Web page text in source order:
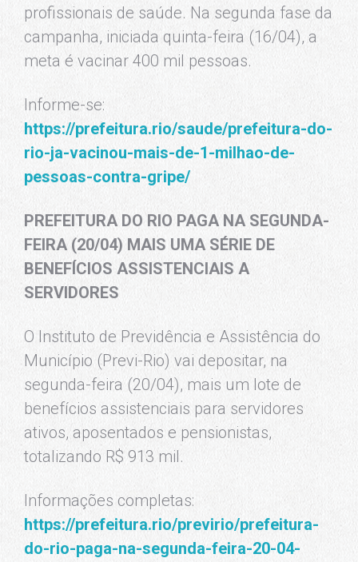
profissionais de saúde. Na segunda fase da
campanha, iniciada quinta-feira (16/04), a
meta é vacinar 400 mil pessoas.
Informe-se:
https://prefeitura.rio/saude/prefeitura-do-
rio-ja-vacinou-mais-de-1-milhao-de-
pessoas-contra-gripe/
PREFEITURA DO RIO PAGA NA SEGUNDA-
FEIRA (20/04) MAIS UMA SÉRIE DE
BENEFÍCIOS ASSISTENCIAIS A
SERVIDORES
O Instituto de Previdência e Assistência do
Município (Previ-Rio) vai depositar, na
segunda-feira (20/04), mais um lote de
benefícios assistenciais para servidores
ativos, aposentados e pensionistas,
totalizando R$ 913 mil.
Informações completas:
https://prefeitura.rio/previrio/prefeitura-
do-rio-paga-na-segunda-feira-20-04-